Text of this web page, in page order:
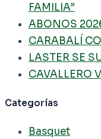
FAMILIA”
ABONOS
CARABALÍ
LASTER SE
CAVALLERO
Categorías
Basquet